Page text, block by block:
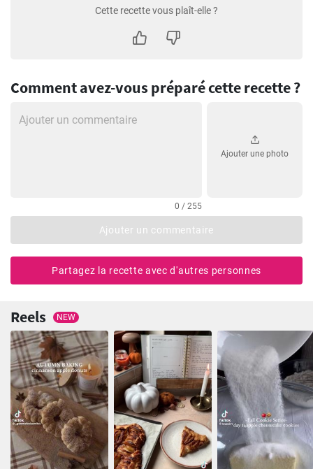
Cette recette vous plaît-elle ?
Comment avez-vous préparé cette recette ?
0 / 255
Ajouter une photo
Ajouter un commentaire
Partagez la recette avec d'autres personnes
Reels NEW